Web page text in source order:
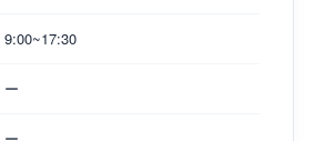
9:00~17:30
ー